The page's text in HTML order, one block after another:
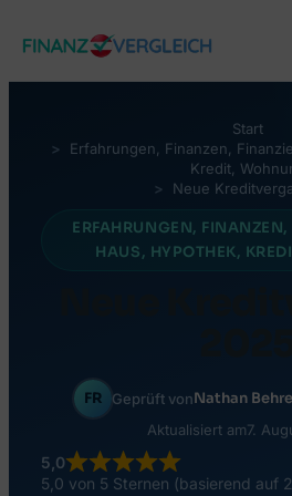
Inhalt
Auslandsimmobilie finanzieren
Umschuldung
RATGEBER & WISSEN
VERGLEICHEN
Private Krankenversicherung
Versicherungsmakler finden
Online-Broker
Robo-Advisor
Crowdinvesting
Wohnbauförderung Österreich
Bonität & KSV
Start
Erfahrungen, Finanzen,
Kredit,
Neue
ERFAHRUNGEN, FINANZEN,
HAUS, HYPOTHEK,
FR Geprüft vonNathan
Aktualisiert am7.
5,0
5,0 von 5 Sternen (basierend auf